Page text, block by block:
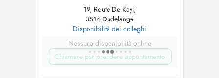
19, Route De Kayl,
3514 Dudelange
Disponibilità dei colleghi
Nessuna disponibilità online
Chiamare per prendere appuntamento